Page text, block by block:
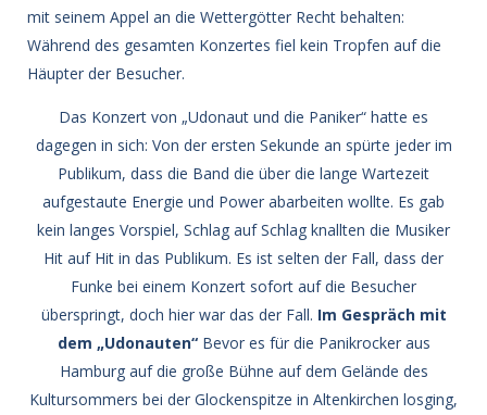
mit seinem Appel an die Wettergötter Recht behalten:
Während des gesamten Konzertes fiel kein Tropfen auf die
Häupter der Besucher.
Das Konzert von „Udonaut und die Paniker“ hatte es
dagegen in sich: Von der ersten Sekunde an spürte jeder im
Publikum, dass die Band die über die lange Wartezeit
aufgestaute Energie und Power abarbeiten wollte. Es gab
kein langes Vorspiel, Schlag auf Schlag knallten die Musiker
Hit auf Hit in das Publikum. Es ist selten der Fall, dass der
Funke bei einem Konzert sofort auf die Besucher
überspringt, doch hier war das der Fall. Im Gespräch mit
dem „Udonauten“Bevor es für die Panikrocker aus
Hamburg auf die große Bühne auf dem Gelände des
Kultursommers bei der Glockenspitze in Altenkirchen losging,